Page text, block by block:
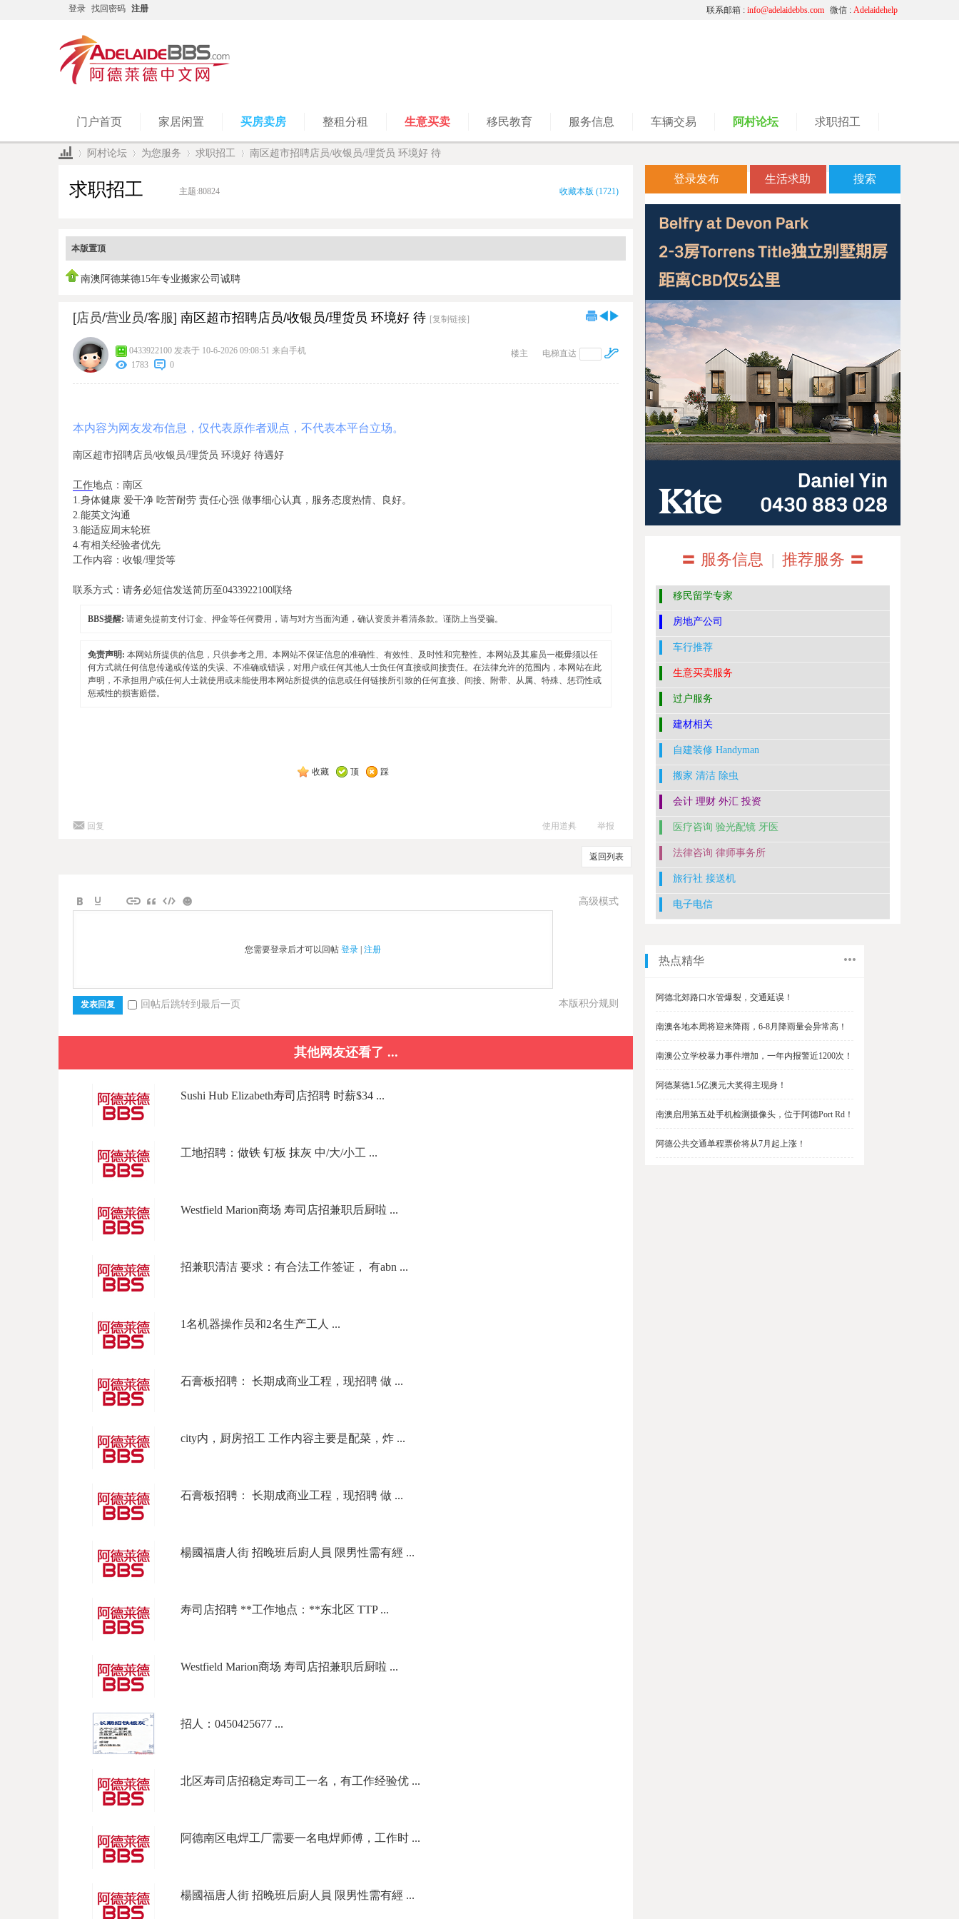
登录 找回密码 注册 微信 : Adelaidehelp
联系邮箱 : info@adelaidebbs.com
门户首页 家居闲置 买房卖房 整租分租 生意买卖 移民教育 服务信息 车辆交易 阿村论坛 求职招工
阿村论坛 为您服务 求职招工 南区超市招聘店员/收银员/理货员 环境好 待
求职招工 主题:80824 收藏本版 (1721)
本版置顶
南澳阿德莱德15年专业搬家公司诚聘
[店员/营业员/客服] 南区超市招聘店员/收银员/理货员 环境好 待 [复制链接]
电梯直达
楼主
0433922100 发表于 10-6-2026 09:08:51 来自手机
1783
0
本内容为网友发布信息，仅代表原作者观点，不代表本平台立场。
南区超市招聘店员/收银员/理货员 环境好 待遇好
工作地点：南区
1.身体健康 爱干净 吃苦耐劳 责任心强 做事细心认真，服务态度热情、良好。
2.能英文沟通
3.能适应周末轮班
4.有相关经验者优先
工作内容：收银/理货等
联系方式：请务必短信发送简历至0433922100联络
BBS提醒: 请避免提前支付订金、押金等任何费用，请与对方当面沟通，确认资质并看清条款。谨防上当受骗。
免责声明: 本网站所提供的信息，只供参考之用。本网站不保证信息的准确性、有效性、及时性和完整性。本网站及其雇员一概毋须以任
何方式就任何信息传递或传送的失误、不准确或错误，对用户或任何其他人士负任何直接或间接责任。在法律允许的范围内，本网站在此
声明，不承担用户或任何人士就使用或未能使用本网站所提供的信息或任何链接所引致的任何直接、间接、附带、从属、特殊、惩罚性或
惩戒性的损害赔偿。
收藏 顶 踩
回复 使用道具 举报
返回列表
高级模式
您需要登录后才可以回帖 登录 | 注册
本版积分规则
发表回复 回帖后跳转到最后一页
其他网友还看了 ...
Sushi Hub Elizabeth寿司店招聘 时薪$34 ...
工地招聘：做铁 钉板 抹灰 中/大/小工 ...
Westfield Marion商场 寿司店招兼职后厨啦 ...
招兼职清洁 要求：有合法工作签证， 有abn ...
1名机器操作员和2名生产工人 ...
石膏板招聘： 长期成商业工程，现招聘 做 ...
city内，厨房招工 工作内容主要是配菜，炸 ...
石膏板招聘： 长期成商业工程，现招聘 做 ...
楊國福唐人街 招晚班后廚人員 限男性需有經 ...
寿司店招聘 **工作地点：**东北区 TTP ...
Westfield Marion商场 寿司店招兼职后厨啦 ...
招人：0450425677 ...
北区寿司店招稳定寿司工一名，有工作经验优 ...
阿德南区电焊工厂需要一名电焊师傅，工作时 ...
楊國福唐人街 招晚班后廚人員 限男性需有經 ...
登录发布 生活求助 搜索
〓 服务信息 | 推荐服务 〓
移民留学专家
房地产公司
车行推荐
生意买卖服务
过户服务
建材相关
自建装修 Handyman
搬家 清洁 除虫
会计 理财 外汇 投资
医疗咨询 验光配镜 牙医
法律咨询 律师事务所
旅行社 接送机
电子电信
热点精华
阿德北郊路口水管爆裂，交通延误！
南澳各地本周将迎来降雨，6-8月降雨量会异常高！
南澳公立学校暴力事件增加，一年内报警近1200次！
阿德莱德1.5亿澳元大奖得主现身！
南澳启用第五处手机检测摄像头，位于阿德Port Rd！
阿德公共交通单程票价将从7月起上涨！